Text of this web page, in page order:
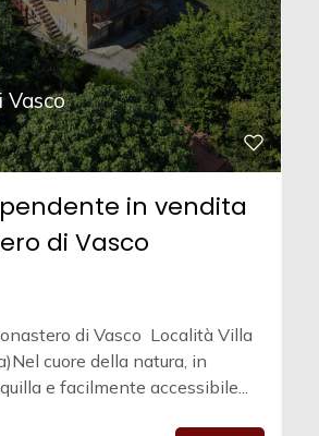
Vasco
in vendita
di Vasco
di Vasco  Località Villa
cuore della natura, in
e facilmente accessibile...